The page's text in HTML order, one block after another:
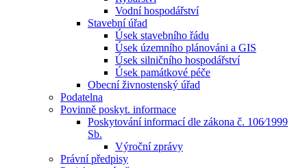
Vodní hospodářství
Stavební úřad
Úsek stavebního řádu
Úsek územního plánováni a GIS
Úsek silničního hospodářství
Úsek památkové péče
Obecní živnostenský úřad
Podatelna
Povinně poskyt. informace
Poskytování informací dle zákona č. 106⁄1999
Sb.
Výroční zprávy
Právní předpisy